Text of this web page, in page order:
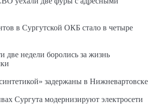
в Сургутской ОКБ стало в четыре
две недели боролись за жизнь
задержаны в Нижневартовске
Сургута модернизируют электросети